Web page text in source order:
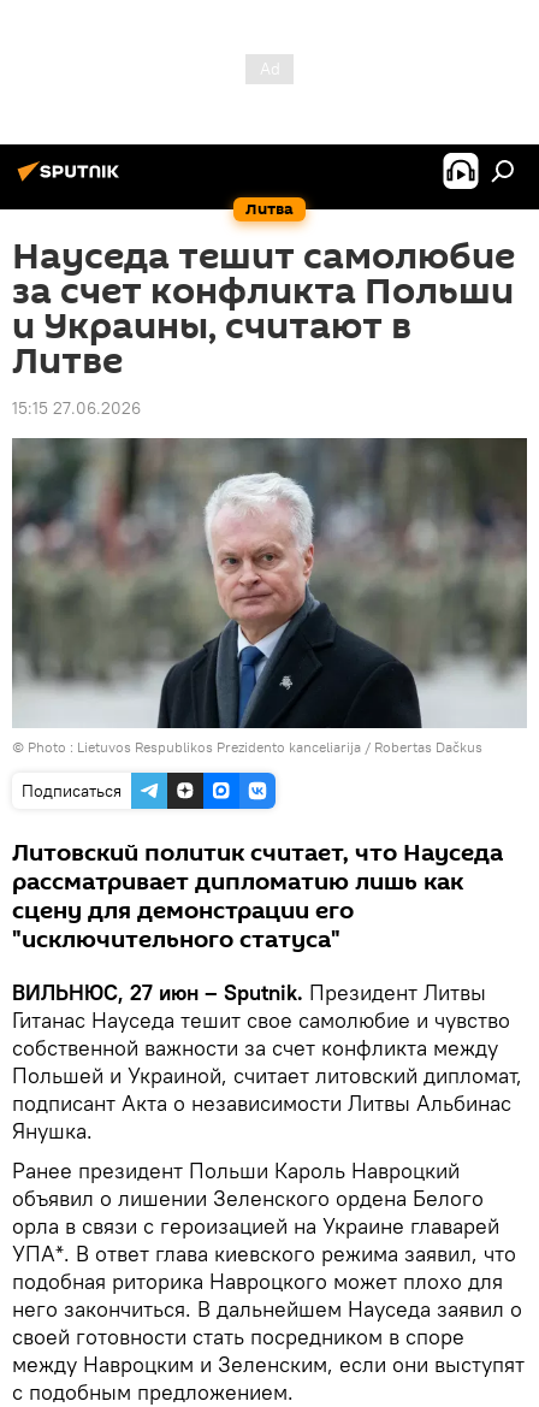
Литва
Науседа тешит самолюбие
за счет конфликта Польши
и Украины, считают в
Литве
15:15 27.06.2026
© Photo : Lietuvos Respublikos Prezidento kanceliarija / Robertas Dačkus
Подписаться
Литовский политик считает, что Науседа
рассматривает дипломатию лишь как
сцену для демонстрации его
"исключительного статуса"
ВИЛЬНЮС, 27 июн – Sputnik. Президент Литвы
Гитанас Науседа тешит свое самолюбие и чувство
собственной важности за счет конфликта между
Польшей и Украиной, считает литовский дипломат,
подписант Акта о независимости Литвы Альбинас
Янушка.
Ранее президент Польши Кароль Навроцкий
объявил о лишении Зеленского ордена Белого
орла в связи с героизацией на Украине главарей
УПА*. В ответ глава киевского режима заявил, что
подобная риторика Навроцкого может плохо для
него закончиться. В дальнейшем Науседа заявил о
своей готовности стать посредником в споре
между Навроцким и Зеленским, если они выступят
с подобным предложением.